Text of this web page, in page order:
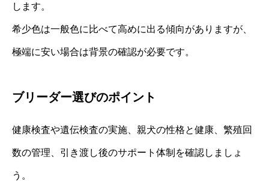
します。
希少色は一般色に比べて高めに出る傾向がありますが、
極端に安い場合は背景の確認が必要です。
ブリーダー選びのポイント
健康検査や遺伝検査の実施、親犬の性格と健康、繁殖回
数の管理、引き渡し後のサポート体制を確認しましょ
う。